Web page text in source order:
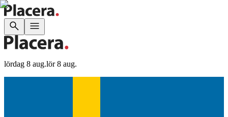
lördag 8 aug.lör 8 aug.